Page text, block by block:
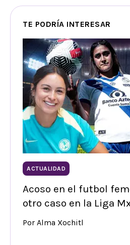
TE PODRÍA INTERESAR
ACTUALIDAD
Acoso en el futbol
otro caso en la Liga
Por Alma Xochitl